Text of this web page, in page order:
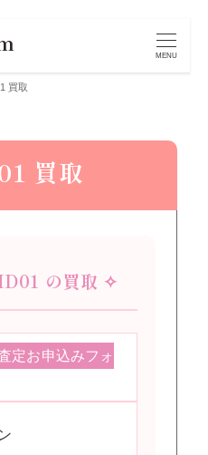
MENU
買取
買取
の買取 ✧
定お申込みフォ